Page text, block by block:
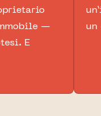
—
E
un